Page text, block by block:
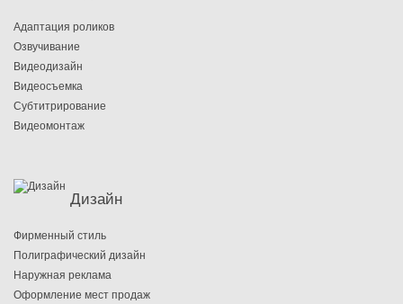
Адаптация роликов
Озвучивание
Видеодизайн
Видеосъемка
Субтитрирование
Видеомонтаж
Дизайн
Фирменный стиль
Полиграфический дизайн
Наружная реклама
Оформление мест продаж